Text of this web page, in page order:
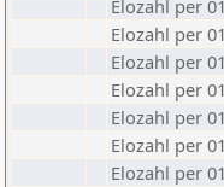
Elozahl per
Elozahl per
Elozahl per
Elozahl per
Elozahl per
Elozahl per
Elozahl per